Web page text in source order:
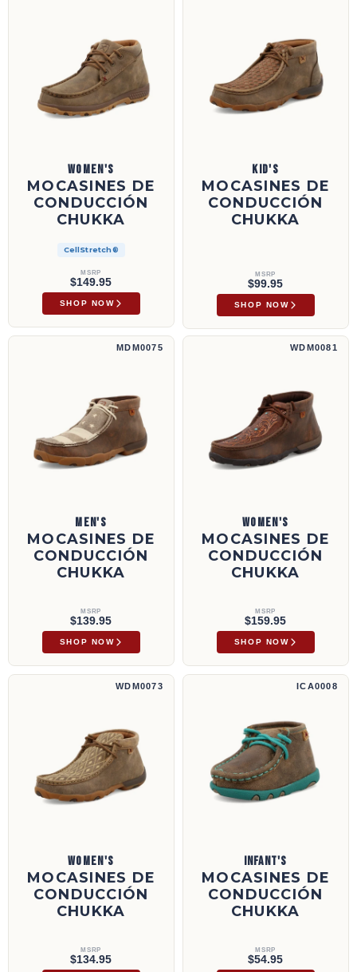
WOMEN'S
MOCASINES DE
CONDUCCIÓN
CHUKKA
CellStretch®
MSRP
$149.95
SHOP NOW
KID'S
MOCASINES DE
CONDUCCIÓN
CHUKKA
MSRP
$99.95
SHOP NOW
Mocasines de conducción Chukka | MDM0075
MDM0075
MEN'S
MOCASINES DE
CONDUCCIÓN
CHUKKA
MSRP
$139.95
SHOP NOW
Mocasines de conducción Chukka |
WDM0081
WOMEN'S
MOCASINES DE
CONDUCCIÓN
CHUKKA
MSRP
$159.95
SHOP NOW
Mocasines de conducción Chukka | WDM0073
WDM0073
WOMEN'S
MOCASINES DE
CONDUCCIÓN
CHUKKA
MSRP
$134.95
Mocasines de conducción Chukka | ICA0008
ICA0008
INFANT'S
MOCASINES DE
CONDUCCIÓN
CHUKKA
MSRP
$54.95